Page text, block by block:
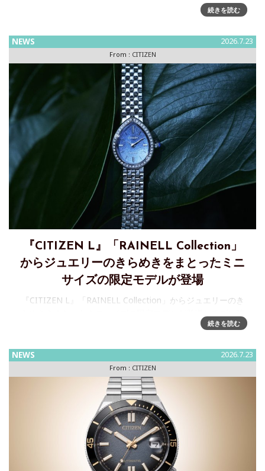
ら一般販売開始 株式会社テレビ東京コミュニケーションズ
続きを読む
NEWS 2026.7.23
From : CITIZEN
『CITIZEN L』「RAINELL Collection」
からジュエリーのきらめきをまとったミニ
サイズの限定モデルが登場
『CITIZEN L』「RAINELL Collection」からジュエリーのき
計株式会社は、自然の輝きをまとって、ひとつ上の自分にな
続きを読む
NEWS 2026.7.23
From : CITIZEN